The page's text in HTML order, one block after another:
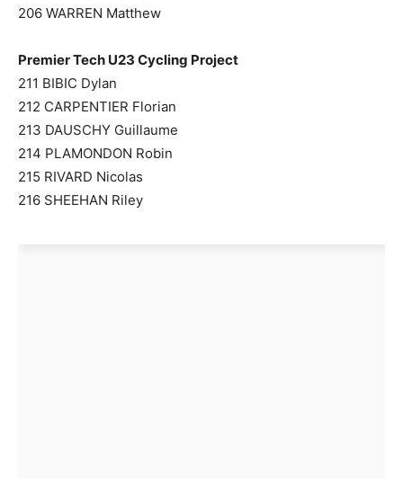
206 WARREN Matthew
Premier Tech U23 Cycling Project
211 BIBIC Dylan
212 CARPENTIER Florian
213 DAUSCHY Guillaume
214 PLAMONDON Robin
215 RIVARD Nicolas
216 SHEEHAN Riley